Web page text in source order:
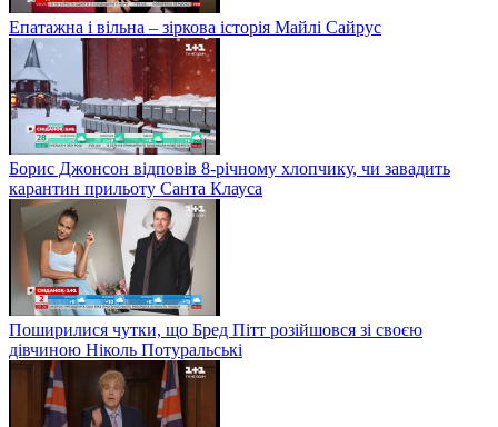
Епатажна і вільна – зіркова історія Майлі Сайрус
Борис Джонсон відповів 8-річному хлопчику, чи завадить
карантин прильоту Санта Клауса
Поширилися чутки, що Бред Пітт розійшовся зі своєю
дівчиною Ніколь Потуральські